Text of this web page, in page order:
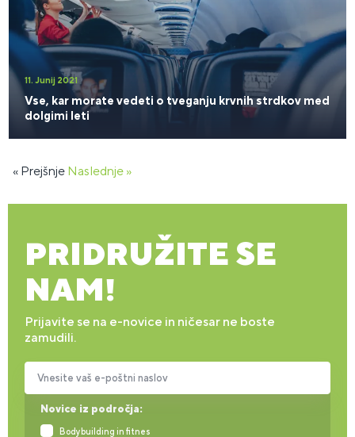
11. Junij 2021
Vse, kar morate vedeti o tveganju krvnih strdkov med
dolgimi leti
« Prejšnje Naslednje »
PRIDRUŽITE SE
NAM!
Prijavite se na e-novice in ničesar ne boste
zamudili.
Novice iz področja:
Bodybuilding in fitnes
Vnesite vaš e-poštni naslov